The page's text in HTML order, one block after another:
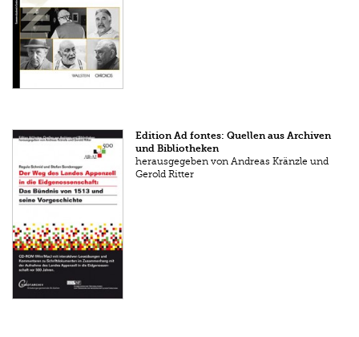
Edition Ad fontes: Quellen aus Archiven
und Bibliotheken
herausgegeben von Andreas Kränzle und
Gerold Ritter